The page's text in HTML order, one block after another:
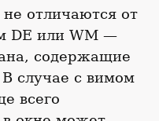
отличаются от
DE или WM —
содержащие
случае с вимом
всего